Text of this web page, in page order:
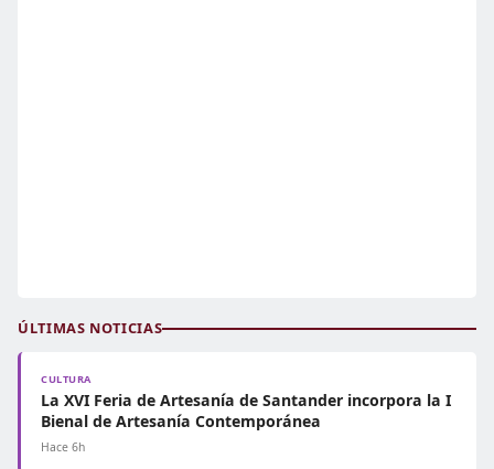
ÚLTIMAS NOTICIAS
CULTURA
La XVI Feria de Artesanía de Santander incorpora la I
Bienal de Artesanía Contemporánea
Hace 6h